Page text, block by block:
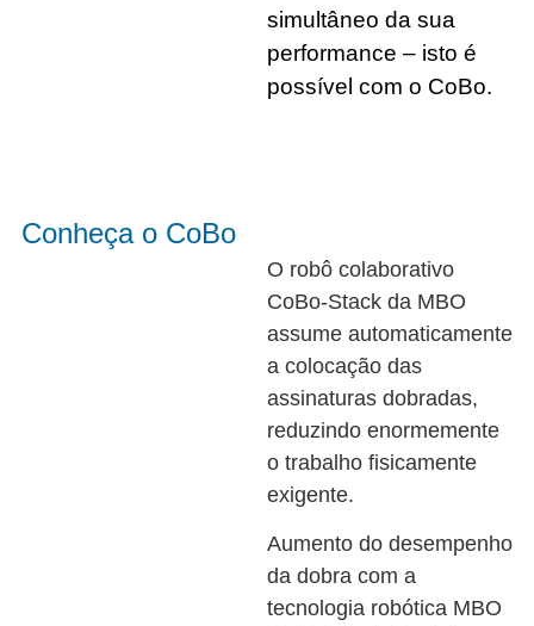
simultâneo da sua
performance – isto é
possível com o CoBo.
Conheça o CoBo
O robô colaborativo
CoBo-Stack da MBO
assume automaticamente
a colocação das
assinaturas dobradas,
reduzindo enormemente
o trabalho fisicamente
exigente.
Aumento do desempenho
da dobra com a
tecnologia robótica MBO